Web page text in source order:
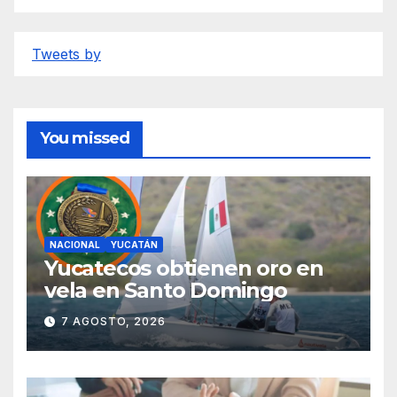
Tweets by
You missed
NACIONAL YUCATÁN
Yucatecos obtienen oro en
vela en Santo Domingo
7 AGOSTO, 2026